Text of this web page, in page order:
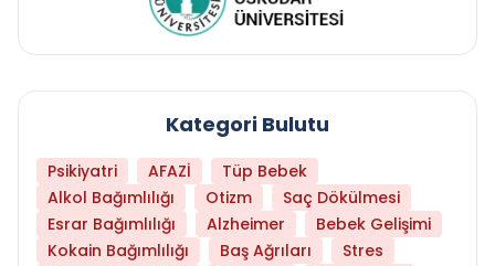
Kategori Bulutu
Psikiyatri AFAZİ
Tüp Bebek
Alkol Bağımlılığı
Otizm
Saç Dökülmesi
Esrar Bağımlılığı
Alzheimer
Bebek Gelişimi
Kokain Bağımlılığı
Baş Ağrıları
Stres